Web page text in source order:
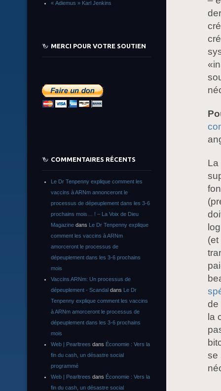
La
de
la
se
« Adiemus » Karl Jenkins
MERCI POUR VOTRE SOUTIEN
COMMENTAIRES RÉCENTS
Le Dr Tenpenny explique comment les
vaccins à ARNm annonceront le
processus de dépeuplement dans les 3-6
prochains mois… ! – La Voix de Dieu
Magazine dans Le Dr Tenpenny explique
comment les vaccins à ARNm
amorceront le processus de
dépeuplement dans les 3-6 prochains
mois
Vaccins ARNm: Un processus de
dépeuplement - Scandal dans Le Dr
Tenpenny explique comment les vaccins
à ARNm amorceront le processus de
dépeuplement dans les 3-6 prochains
mois
Web | Pearltrees dans Économie : Vers la
fin du cash, un désastre social
programmé
Web | Pearltrees dans Économie : Vers la
fin du cash, un désastre social